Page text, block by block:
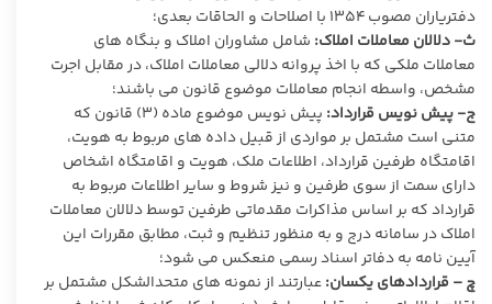
دفتریاران مصوب ۱۳۵۴ با اصلاحات و الحاقات بعدی؛
ث- دلالان معاملات املاک: شامل مشاوران املاک و بنگاه های
معاملات ملکی که با اخذ پروانه دلالی معاملات املاک، در مقابل اجرت
مشخص، واسطه انجام معاملات موضوع قانون می باشند؛
ج- پیش نویس قرارداد:
پیش نویس موضوع ماده (۳) قانون که
متنی است مشتمل بر مواردی از قبیل داده های مربوط به هویت،
اقامتگاه طرفین قرارداد، اطلاعات ملک، هویت و اقامتگاه اشخاص
دارای سمت از سوی طرفین و نیز شروط و سایر اطلاعات مربوط به
قرارداد که بر اساس مذاکرات مقدماتی طرفین توسط دلالان معاملات
املاک در سامانه درج و به منظور تنظیم و ثبت، مطابق مقررات این
آیین نامه به دفاتر اسناد رسمی منعکس می شود؛
چ – قراردادهای یکسان:عبارتند از نمونه های متحدالشکل مشتمل بر